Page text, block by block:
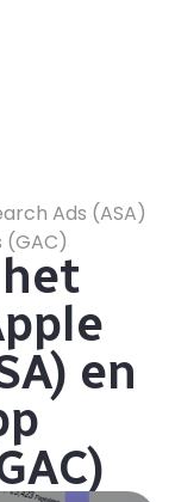
Ads (ASA)
(GAC)
en